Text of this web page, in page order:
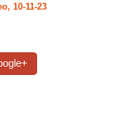
10-11-23